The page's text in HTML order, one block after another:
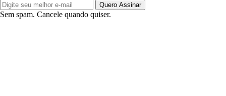
Quero Assinar
Sem spam. Cancele quando quiser.